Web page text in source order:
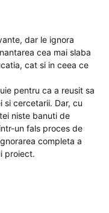
dar le ignora
cea mai slaba
cat si in ceea ce
pentru ca a reusit sa
cercetarii. Dar, cu
niste banuti de
un fals proces de
completa a
proiect.